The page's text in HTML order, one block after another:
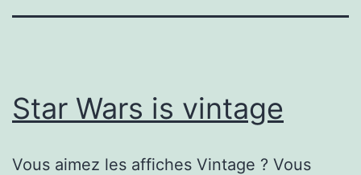
Star Wars is vintage
Vous aimez les affiches Vintage ? Vous